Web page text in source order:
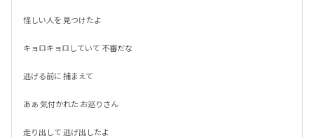
怪しい人を 見つけたよ
キョロキョロしていて 不審だな
逃げる前に 捕まえて
あぁ 気付かれた お巡りさん
走り出して 逃げ出したよ